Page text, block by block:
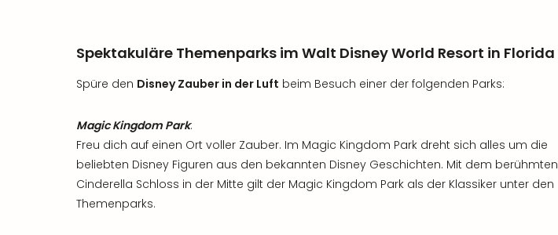
Spektakuläre Themenparks im Walt Disney World Resort in Florida
Spüre den Disney Zauber in der Luft beim Besuch einer der folgenden Parks:
Magic Kingdom Park:
Freu dich auf einen Ort voller Zauber. Im Magic Kingdom Park dreht sich alles um die
beliebten Disney Figuren aus den bekannten Disney Geschichten. Mit dem berühmten
Cinderella Schloss in der Mitte gilt der Magic Kingdom Park als der Klassiker unter den
Themenparks.